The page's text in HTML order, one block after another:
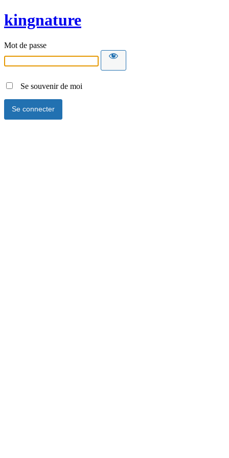
kingnature
Mot de passe
Se souvenir de moi